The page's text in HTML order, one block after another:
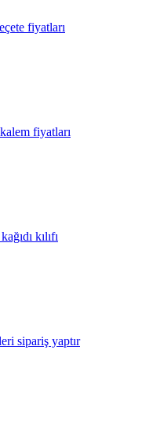
fiyatları
fiyatları
kılıfı
sipariş yaptır